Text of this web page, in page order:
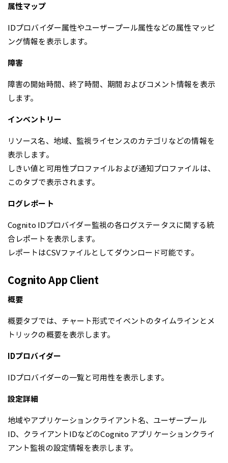
属性マップ
IDプロバイダー属性やユーザープール属性などの属性マッピ
ング情報を表示します。
障害
障害の開始時間、終了時間、期間およびコメント情報を表示
します。
インベントリー
リソース名、地域、監視ライセンスのカテゴリなどの情報を
表示します。
しきい値と可用性プロファイルおよび通知プロファイルは、
このタブで表示されます。
ログレポート
Cognito IDプロバイダー監視の各ログステータスに関する統
合レポートを表示します。
レポートはCSVファイルとしてダウンロード可能です。
Cognito App Client
概要
概要タブでは、チャート形式でイベントのタイムラインとメ
トリックの概要を表示します。
IDプロバイダー
IDプロバイダーの一覧と可用性を表示します。
設定詳細
地域やアプリケーションクライアント名、ユーザープール
ID、クライアントIDなどのCognito アプリケーションクライ
アント監視の設定情報を表示します。